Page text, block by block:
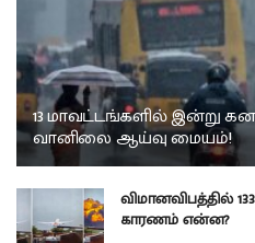
13 மாவட்டங்களில் இன்று
வானிலை ஆய்வு மையம்!
விமானவிபத்தில்
காரணம் என்ன?